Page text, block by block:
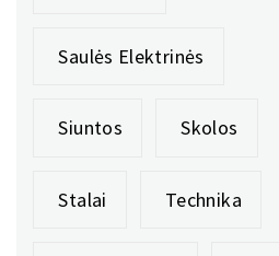
Saulės Elektrinės
Siuntos Skolos
Stalai Technika